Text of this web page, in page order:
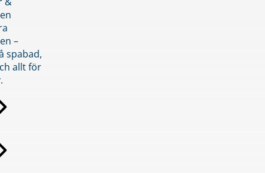
–
spabad,
allt för